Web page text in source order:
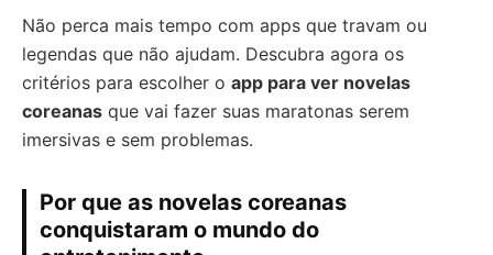
Não perca mais tempo com apps que travam ou
legendas que não ajudam. Descubra agora os
critérios para escolher o app para ver novelas
coreanas que vai fazer suas maratonas serem
imersivas e sem problemas.
Por que as novelas coreanas
conquistaram o mundo do